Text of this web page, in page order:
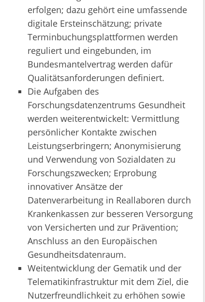
erfolgen; dazu gehört eine umfassende
digitale Ersteinschätzung; private
Terminbuchungsplattformen werden
reguliert und eingebunden, im
Bundesmantelvertrag werden dafür
Qualitätsanforderungen definiert.
Die Aufgaben des
Forschungsdatenzentrums Gesundheit
werden weiterentwickelt: Vermittlung
persönlicher Kontakte zwischen
Leistungserbringern; Anonymisierung
und Verwendung von Sozialdaten zu
Forschungszwecken; Erprobung
innovativer Ansätze der
Datenverarbeitung in Reallaboren durch
Krankenkassen zur besseren Versorgung
von Versicherten und zur Prävention;
Anschluss an den Europäischen
Gesundheitsdatenraum.
Weitentwicklung der Gematik und der
Telematikinfrastruktur mit dem Ziel, die
Nutzerfreundlichkeit zu erhöhen sowie